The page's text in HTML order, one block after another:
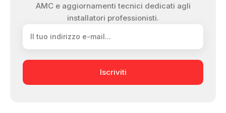
AMC e aggiornamenti tecnici dedicati agli
installatori professionisti.
Iscriviti